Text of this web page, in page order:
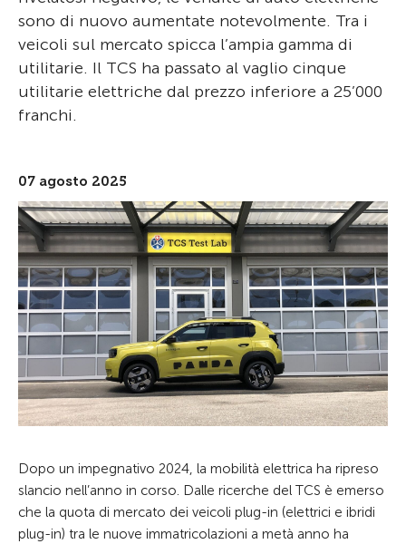
sono di nuovo aumentate notevolmente. Tra i
veicoli sul mercato spicca l’ampia gamma di
utilitarie. Il TCS ha passato al vaglio cinque
utilitarie elettriche dal prezzo inferiore a 25’000
franchi.
07 agosto 2025
Dopo un impegnativo 2024, la mobilità elettrica ha ripreso
slancio nell’anno in corso. Dalle ricerche del TCS è emerso
che la quota di mercato dei veicoli plug-in (elettrici e ibridi
plug-in) tra le nuove immatricolazioni a metà anno ha